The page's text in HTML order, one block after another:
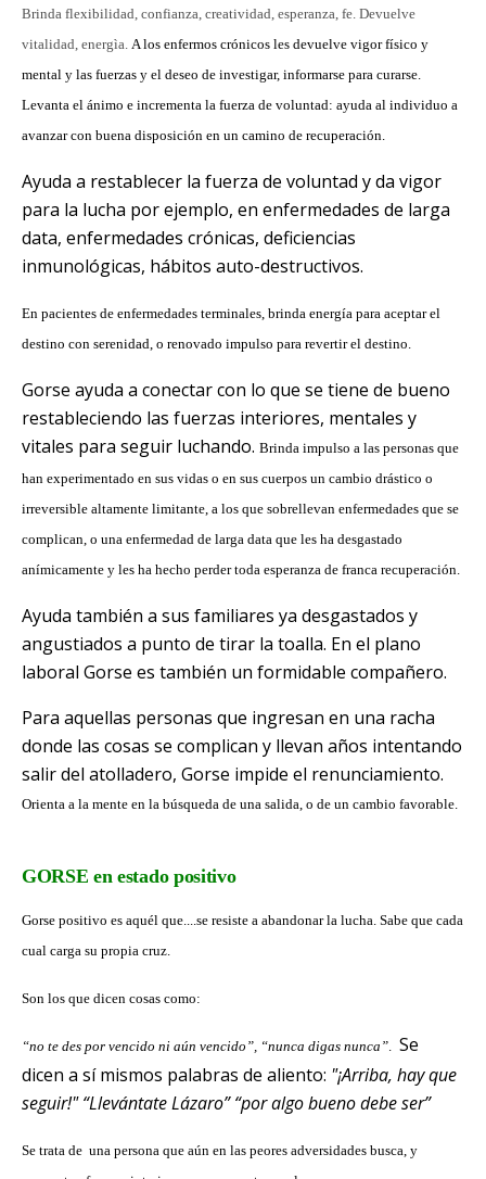
Brinda flexibilidad, confianza, creatividad, esperanza, fe. Devuelve
vitalidad, energìa. A los enfermos crónicos les devuelve vigor físico y
mental y las fuerzas y el deseo de investigar, informarse para curarse.
Levanta el ánimo e incrementa la fuerza de voluntad: ayuda al individuo a
avanzar con buena disposición en un camino de recuperación.
Ayuda a restablecer la fuerza de voluntad y da vigor
para la lucha por ejemplo, en enfermedades de larga
data, enfermedades crónicas, deficiencias
inmunológicas, hábitos auto-destructivos.
En pacientes de enfermedades terminales, brinda energía para aceptar el
destino con serenidad, o renovado impulso para revertir el destino.
Gorse ayuda a conectar con lo que se tiene de bueno
restableciendo las fuerzas interiores, mentales y
vitales para seguir luchando. Brinda impulso a las personas que
han experimentado en sus vidas o en sus cuerpos un cambio drástico o
irreversible altamente limitante, a los que sobrellevan enfermedades que se
complican, o una enfermedad de larga data que les ha desgastado
anímicamente y les ha hecho perder toda esperanza de franca recuperación.
Ayuda también a sus familiares ya desgastados y
angustiados a punto de tirar la toalla. En el plano
laboral Gorse es también un formidable compañero.
Para aquellas personas que ingresan en una racha
donde las cosas se complican y llevan años intentando
salir del atolladero, Gorse impide el renunciamiento.
Orienta a la mente en la búsqueda de una salida, o de un cambio favorable.
GORSE en estado positivo
Gorse positivo es aquél que....se resiste a abandonar la lucha. Sabe que cada
cual carga su propia cruz.
Son los que dicen cosas como:
“no te des por vencido ni aún vencido”, “nunca digas nunca”. Se
dicen a sí mismos palabras de aliento: "¡Arriba, hay que
seguir!" “Llevántate Lázaro” “por algo bueno debe ser”
Se trata de una persona que aún en las peores adversidades busca, y